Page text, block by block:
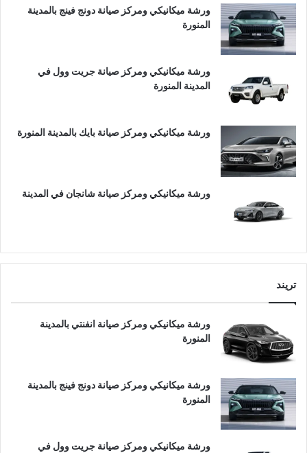
ورشة ميكانيكي ومركز صيانة دونج فينج بالمدينة
المنورة
ورشة ميكانيكي ومركز صيانة جريت وول في
المدينة المنورة
ورشة ميكانيكي ومركز صيانة بايك بالمدينة المنورة
ورشة ميكانيكي ومركز صيانة شانجان في المدينة
تريند
ورشة ميكانيكي ومركز صيانة انفنتي بالمدينة
المنورة
ورشة ميكانيكي ومركز صيانة دونج فينج بالمدينة
المنورة
ورشة ميكانيكي ومركز صيانة جريت وول في